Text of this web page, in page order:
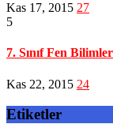
Kas 17, 2015 27
5
7. Sınıf Fen
Kas 22, 2015 24
Etiketler